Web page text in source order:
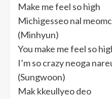
Make me feel so high
Michigesseo nal
(Minhyun)
You make me feel so
I’m so crazy neoga
(Sungwoon)
Mak kkeullyeo deo